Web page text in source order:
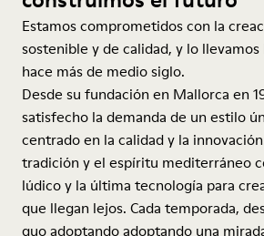
Estamos comprometidos con la
sostenible y de calidad, y lo
hace más de medio siglo.
Desde su fundación en Mallorca en
satisfecho la demanda de un estilo
centrado en la calidad y la
tradición y el espíritu mediterráneo
lúdico y la última tecnología para
que llegan lejos. Cada temporada,
quo adoptando adoptando una